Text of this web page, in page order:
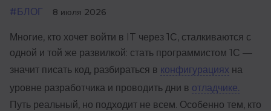
#БЛОГ 8 июля 2026
Многие, кто хочет войти в IT через 1С, сталкиваются с
одной и той же развилкой: стать программистом 1С —
значит писать код, разбираться в конфигурациях на
уровне разработчика и проводить дни в отладчике.
Путь реальный, но подходит не всем. Особенно тем, кто
Разработка
Маркетинг
Аналитика